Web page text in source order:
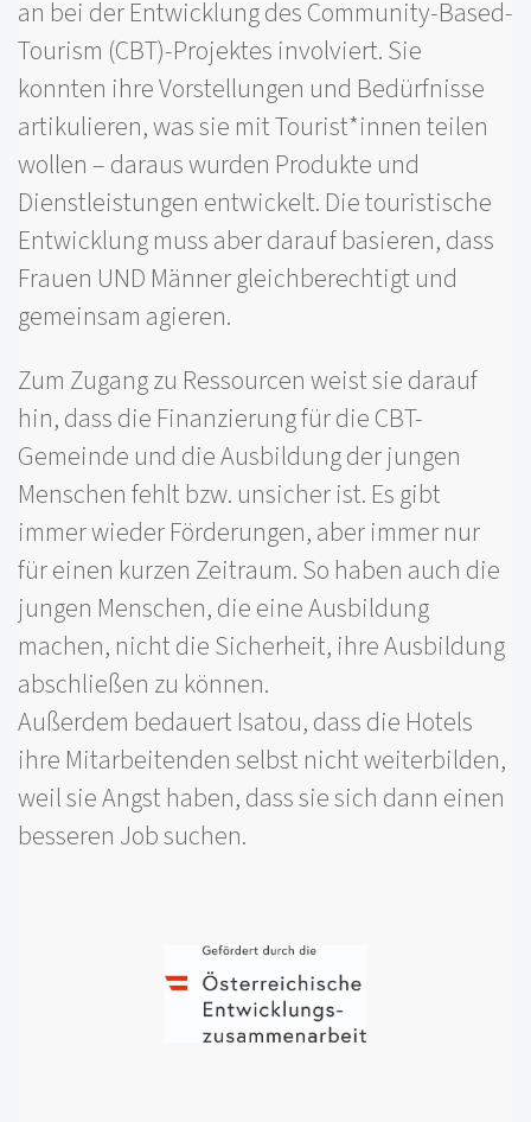
an bei der Entwicklung des Community-Based-
Tourism (CBT)-Projektes involviert. Sie
konnten ihre Vorstellungen und Bedürfnisse
artikulieren, was sie mit Tourist*innen teilen
wollen – daraus wurden Produkte und
Dienstleistungen entwickelt. Die touristische
Entwicklung muss aber darauf basieren, dass
Frauen UND Männer gleichberechtigt und
gemeinsam agieren.
Zum Zugang zu Ressourcen weist sie darauf
hin, dass die Finanzierung für die CBT-
Gemeinde und die Ausbildung der jungen
Menschen fehlt bzw. unsicher ist. Es gibt
immer wieder Förderungen, aber immer nur
für einen kurzen Zeitraum. So haben auch die
jungen Menschen, die eine Ausbildung
machen, nicht die Sicherheit, ihre Ausbildung
abschließen zu können.
Außerdem bedauert Isatou, dass die Hotels
ihre Mitarbeitenden selbst nicht weiterbilden,
weil sie Angst haben, dass sie sich dann einen
besseren Job suchen.